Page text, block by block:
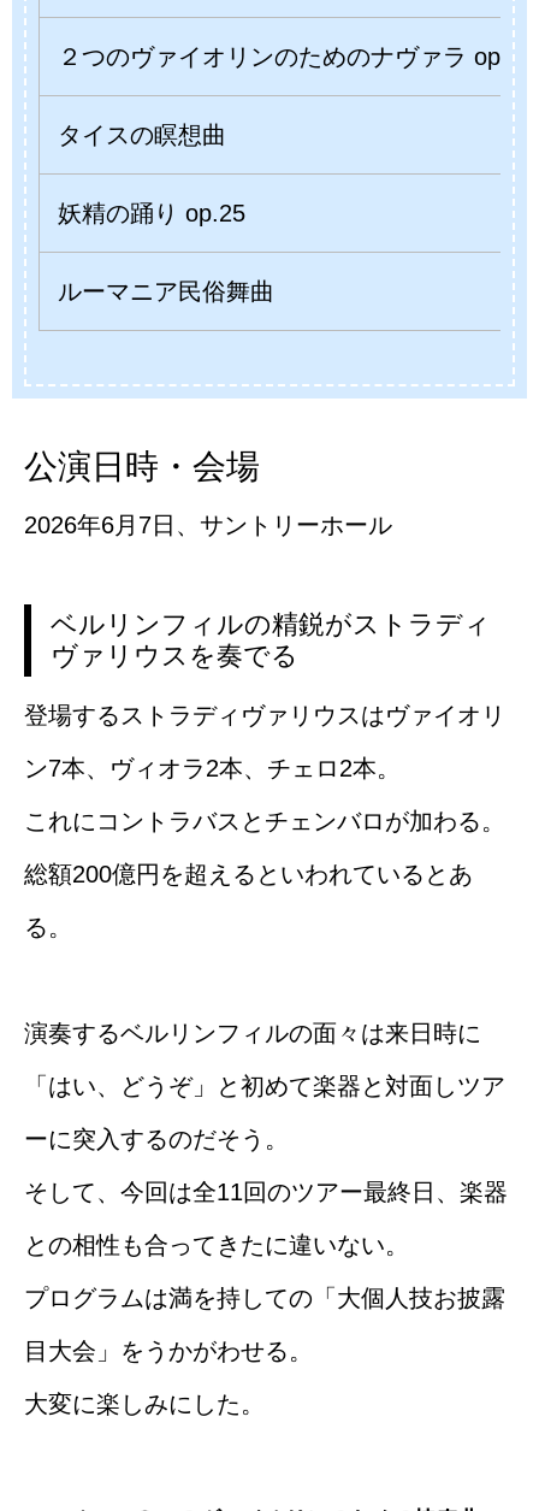
２つのヴァイオリンのためのナヴァラ op.33
タイスの瞑想曲
妖精の踊り op.25
ルーマニア民俗舞曲
公演日時・会場
2026年6月7日、サントリーホール
ベルリンフィルの精鋭がストラディ
ヴァリウスを奏でる
登場するストラディヴァリウスはヴァイオリ
ン7本、ヴィオラ2本、チェロ2本。
これにコントラバスとチェンバロが加わる。
総額200億円を超えるといわれているとあ
る。
演奏するベルリンフィルの面々は来日時に
「はい、どうぞ」と初めて楽器と対面しツア
ーに突入するのだそう。
そして、今回は全11回のツアー最終日、楽器
との相性も合ってきたに違いない。
プログラムは満を持しての「大個人技お披露
目大会」をうかがわせる。
大変に楽しみにした。